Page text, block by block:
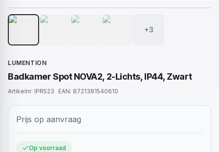
+3
LUMENTION
Badkamer Spot NOVA2, 2-Lichts, IP44, Zwart
Artikelnr: IPR523 EAN: 8721381540610
Prijs op aanvraag
Op voorraad